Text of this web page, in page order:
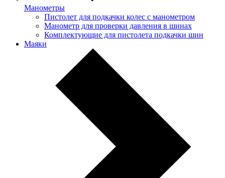
Манометры
Пистолет для подкачки колес с манометром
Манометр для проверки давления в шинах
Комплектующие для пистолета подкачки шин
Маяки